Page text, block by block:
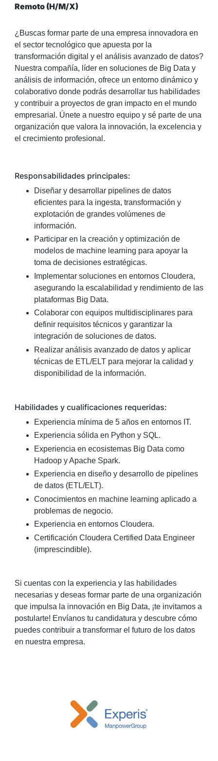
Remoto (H/M/X)
¿Buscas formar parte de una empresa innovadora en
el sector tecnológico que apuesta por la
transformación digital y el análisis avanzado de datos?
Nuestra compañía, líder en soluciones de Big Data y
análisis de información, ofrece un entorno dinámico y
colaborativo donde podrás desarrollar tus habilidades
y contribuir a proyectos de gran impacto en el mundo
empresarial. Únete a nuestro equipo y sé parte de una
organización que valora la innovación, la excelencia y
el crecimiento profesional.
Responsabilidades principales:
Diseñar y desarrollar pipelines de datos
eficientes para la ingesta, transformación y
explotación de grandes volúmenes de
información.
Participar en la creación y optimización de
modelos de machine learning para apoyar la
toma de decisiones estratégicas.
Implementar soluciones en entornos Cloudera,
asegurando la escalabilidad y rendimiento de las
plataformas Big Data.
Colaborar con equipos multidisciplinares para
definir requisitos técnicos y garantizar la
integración de soluciones de datos.
Realizar análisis avanzado de datos y aplicar
técnicas de ETL/ELT para mejorar la calidad y
disponibilidad de la información.
Habilidades y cualificaciones requeridas:
Experiencia mínima de 5 años en entornos IT.
Experiencia sólida en Python y SQL.
Experiencia en ecosistemas Big Data como
Hadoop y Apache Spark.
Experiencia en diseño y desarrollo de pipelines
de datos (ETL/ELT).
Conocimientos en machine learning aplicado a
problemas de negocio.
Experiencia en entornos Cloudera.
Certificación Cloudera Certified Data Engineer
(imprescindible).
Si cuentas con la experiencia y las habilidades
necesarias y deseas formar parte de una organización
que impulsa la innovación en Big Data, ¡te invitamos a
postularte! Envíanos tu candidatura y descubre cómo
puedes contribuir a transformar el futuro de los datos
en nuestra empresa.